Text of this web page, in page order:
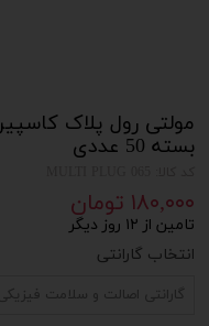
بسته 50 عددی
۱۸۰,۰۰۰ تومان
تامین از ۱۲ روز دیگر
انتخاب گارانتی
گارانتی اصالت و سلامت فیزیکی